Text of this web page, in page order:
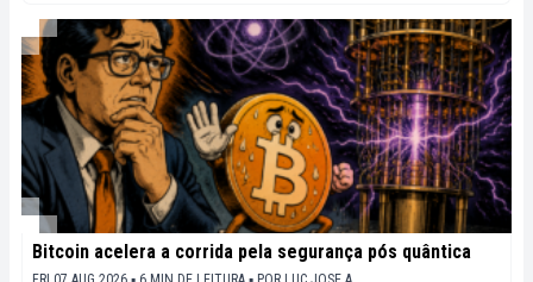
Bitcoin acelera a corrida pela segurança pós quântica